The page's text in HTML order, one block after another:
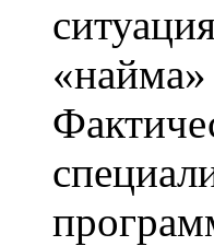
«найма»